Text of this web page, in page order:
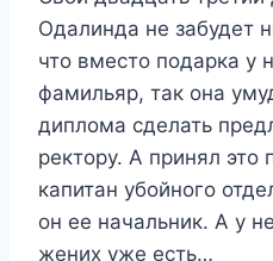
Одалинда не забудет
что вместо подарка у
фамильяр, так она
диплома сделать
ректору. А принял это
капитан убойного
он ее начальник. А у
жених уже есть…